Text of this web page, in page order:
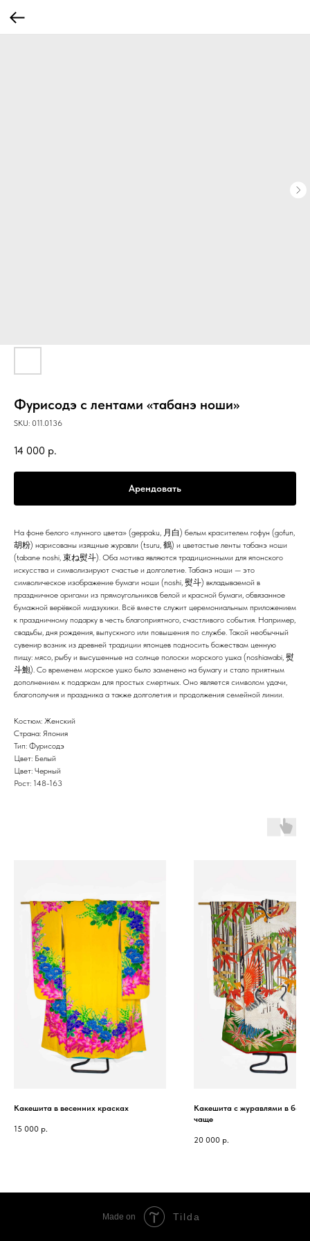
Фурисодэ с лентами «табанэ ноши»
SKU: 011.0136
14 000 р.
Арендовать
На фоне белого «лунного цвета» (geppaku, 月白) белым красителем гофун (gofun,
胡粉) нарисованы изящные журавли (tsuru, 鶴) и цветастые ленты табанэ ноши
(tabane noshi, 束ね熨斗). Оба мотива являются традиционными для японского
искусства и символизируют счастье и долголетие. Табанэ ноши — это
символическое изображение бумаги ноши (noshi, 熨斗) вкладываемой в
праздничное оригами из прямоугольников белой и красной бумаги, обвязанное
бумажной верёвкой мидзухики. Всё вместе служит церемониальным приложением
к праздничному подарку в честь благоприятного, счастливого события. Например,
свадьбы, дня рождения, выпускного или повышения по службе. Такой необычный
сувенир возник из древней традиции японцев подносить божествам ценную
пищу: мясо, рыбу и высушенные на солнце полоски морского ушка (noshiawabi, 熨
斗鮑). Со временем морское ушко было заменено на бумагу и стало приятным
дополнением к подаркам для простых смертных. Оно является символом удачи,
благополучия и праздника а также долголетия и продолжения семейной линии.
Костюм: Женский
Страна: Япония
Тип: Фурисодэ
Цвет: Белый
Цвет: Черный
Рост: 148-163
Какешита в весенних красках
15 000 р.
Какешита с журавлями в
чаще
20 000 р.
Made on Tilda